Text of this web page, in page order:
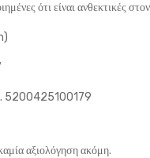
ότι είναι ανθεκτικές
5200425100179
αξιολόγηση ακόμη.